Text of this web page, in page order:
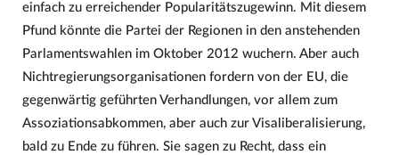
einfach zu erreichender Popularitätszugewinn. Mit diesem
Pfund könnte die Partei der Regionen in den anstehenden
Parlamentswahlen im Oktober 2012 wuchern. Aber auch
Nichtregierungsorganisationen fordern von der EU, die
gegenwärtig geführten Verhandlungen, vor allem zum
Assoziationsabkommen, aber auch zur Visaliberalisierung,
bald zu Ende zu führen. Sie sagen zu Recht, dass ein